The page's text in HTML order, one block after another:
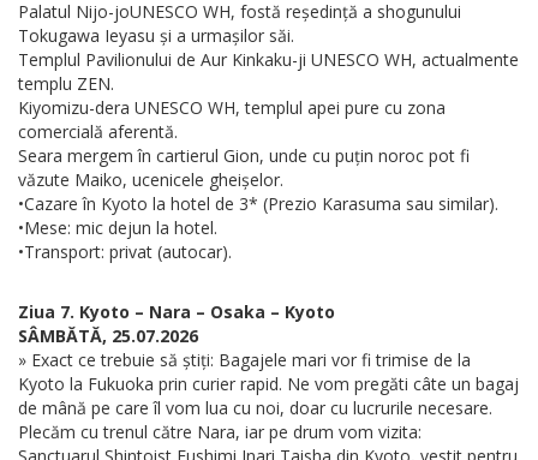
Palatul Nijo-joUNESCO WH, fostă reședință a shogunului
Tokugawa Ieyasu și a urmașilor săi.
Templul Pavilionului de Aur Kinkaku-ji UNESCO WH, actualmente
templu ZEN.
Kiyomizu-dera UNESCO WH, templul apei pure cu zona
comercială aferentă.
Seara mergem în cartierul Gion, unde cu puțin noroc pot fi
văzute Maiko, ucenicele gheișelor.
•Cazare în Kyoto la hotel de 3* (Prezio Karasuma sau similar).
•Mese: mic dejun la hotel.
•Transport: privat (autocar).
Ziua 7. Kyoto – Nara – Osaka – Kyoto
SÂMBĂTĂ, 25.07.2026
» Exact ce trebuie să știți: Bagajele mari vor fi trimise de la
Kyoto la Fukuoka prin curier rapid. Ne vom pregăti câte un bagaj
de mână pe care îl vom lua cu noi, doar cu lucrurile necesare.
Plecăm cu trenul către Nara, iar pe drum vom vizita: